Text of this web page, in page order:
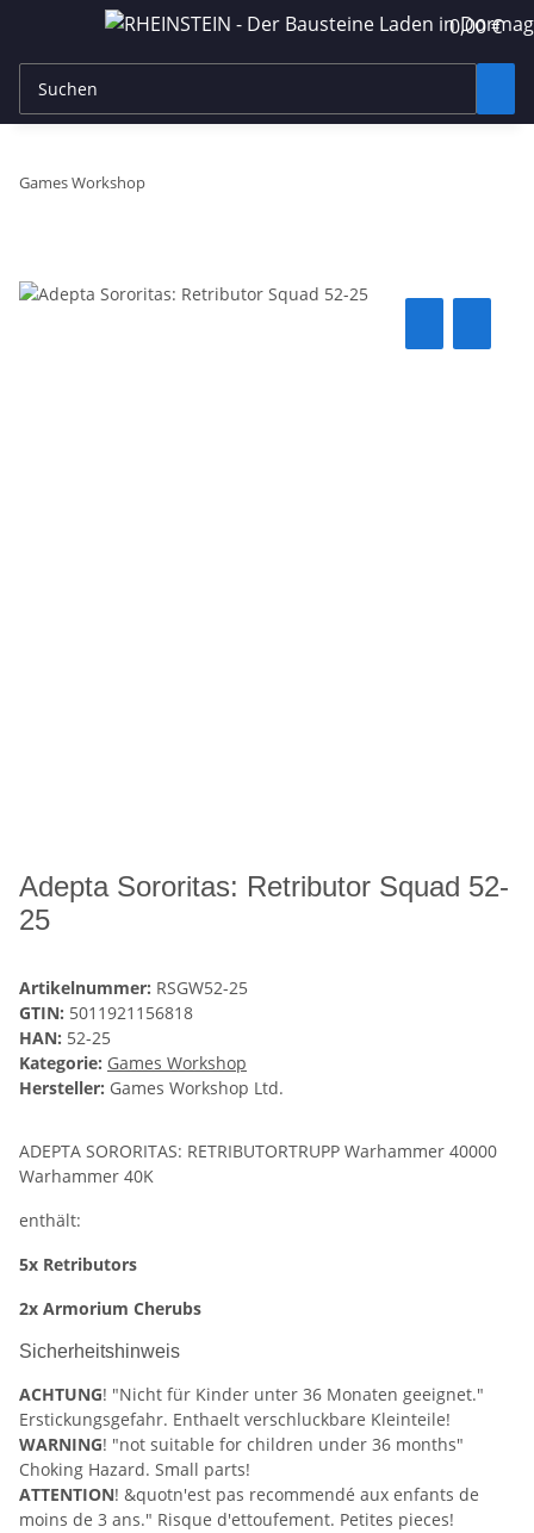
0,00 €
Games Workshop
Adepta Sororitas: Retributor Squad 52-
25
Artikelnummer: RSGW52-25
GTIN: 5011921156818
HAN: 52-25
Kategorie: Games Workshop
Hersteller: Games Workshop Ltd.
ADEPTA SORORITAS: RETRIBUTORTRUPP Warhammer 40000
Warhammer 40K
enthält:
5x Retributors
2x Armorium Cherubs
Sicherheitshinweis
ACHTUNG! "Nicht für Kinder unter 36 Monaten geeignet."
Erstickungsgefahr. Enthaelt verschluckbare Kleinteile!
WARNING! "not suitable for children under 36 months"
Choking Hazard. Small parts!
ATTENTION! &quotn'est pas recommendé aux enfants de
moins de 3 ans." Risque d'ettoufement. Petites pieces!